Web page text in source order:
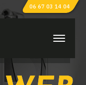
06 67 03 14 04